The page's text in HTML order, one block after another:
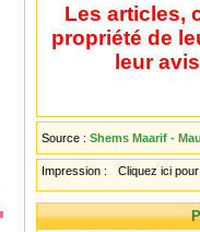
Les articles,
propriété de
leur
Source : Shems Maarif -
Impression : Cliquez ici